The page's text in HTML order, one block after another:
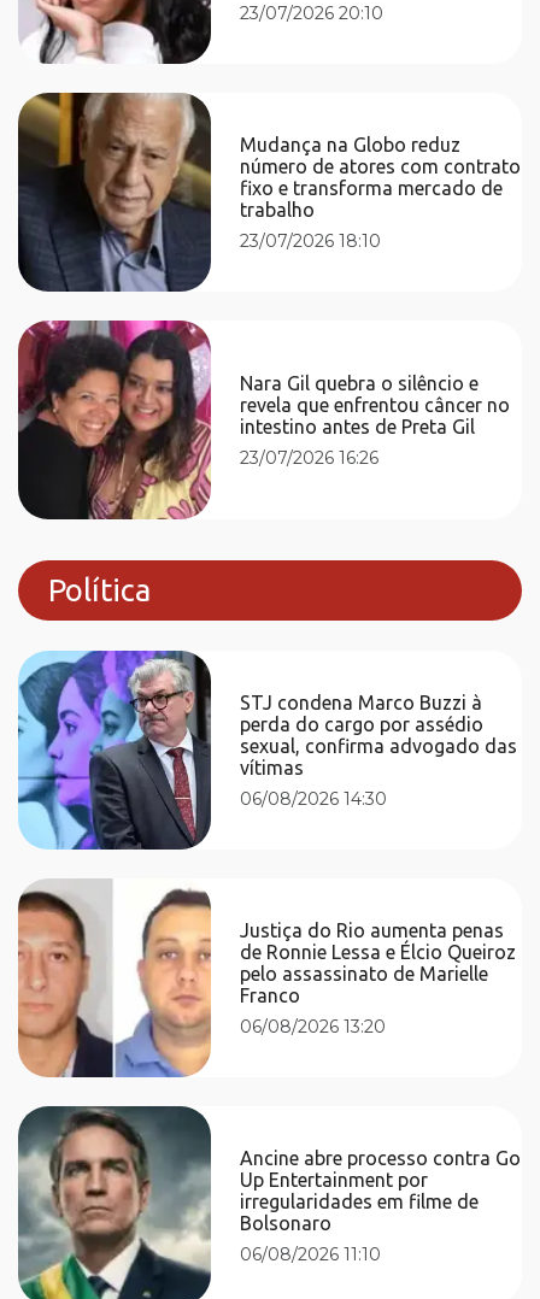
23/07/2026 20:10
Mudança na Globo reduz
número de atores com contrato
fixo e transforma mercado de
trabalho
23/07/2026 18:10
Nara Gil quebra o silêncio e
revela que enfrentou câncer no
intestino antes de Preta Gil
23/07/2026 16:26
Política
STJ condena Marco Buzzi à
perda do cargo por assédio
sexual, confirma advogado das
vítimas
06/08/2026 14:30
Justiça do Rio aumenta penas
de Ronnie Lessa e Élcio Queiroz
pelo assassinato de Marielle
Franco
06/08/2026 13:20
Ancine abre processo contra Go
Up Entertainment por
irregularidades em filme de
Bolsonaro
06/08/2026 11:10